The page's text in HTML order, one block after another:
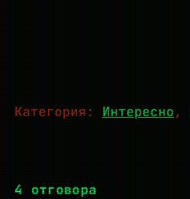
Категория: Интересно,
4 отговора